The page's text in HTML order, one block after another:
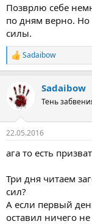
Позврлю себе
по дням верно.
силы.
Р
е
к
ц
и
Sadaibow
Sadaibow
Тень
22.05.2016
ага то есть
Три дня читаем
сил?
А если первый
оставил ничего не